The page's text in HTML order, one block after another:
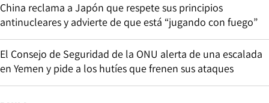
China reclama a Japón que respete sus principios
antinucleares y advierte de que está “jugando con fuego”
El Consejo de Seguridad de la ONU alerta de una escalada
en Yemen y pide a los hutíes que frenen sus ataques